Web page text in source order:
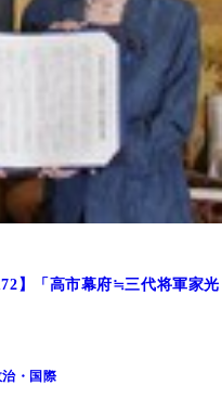
】「高市幕府≒三代将軍家光
治・国際